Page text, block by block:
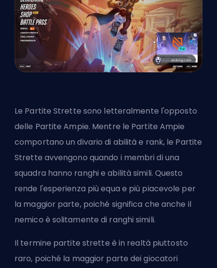
Le Partite Strette sono letteralmente l'opposto
delle Partite Ampie. Mentre le Partite Ampie
comportano un divario di abilità e rank, le Partite
Strette avvengono quando i membri di una
squadra hanno ranghi e abilità simili. Questo
rende l'esperienza più equa e più piacevole per
la maggior parte, poiché significa che anche il
nemico è solitamente di ranghi simili.
Il termine partite strette è in realtà piuttosto
raro, poiché la maggior parte dei giocatori